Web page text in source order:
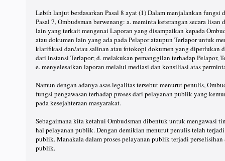
Lebih lanjut berdasarkan Pasal 8 ayat (1) Dalam menjalankan fungsi
Pasal 7, Ombudsman berwenang: a. meminta keterangan secara
lain yang terkait mengenai Laporan yang disampaikan kepada
atau dokumen lain yang ada pada Pelapor ataupun Terlapor untuk
klarifikasi dan/atau salinan atau fotokopi dokumen yang diperlukan
dari instansi Terlapor; d. melakukan pemanggilan terhadap Pelapor,
e. menyelesaikan laporan melalui mediasi dan konsiliasi atas
Namun dengan adanya asas legalitas tersebut menurut penulis,
fungsi pengawasan terhadap proses dari pelayanan publik yang
pada kesejahteraan masyarakat.
Sebagaimana kita ketahui Ombudsman dibentuk untuk mengawasi
hal pelayanan publik. Dengan demikian menurut penulis telah
publik. Manakala dalam proses pelayanan publik terjadi perselisihan
publik.